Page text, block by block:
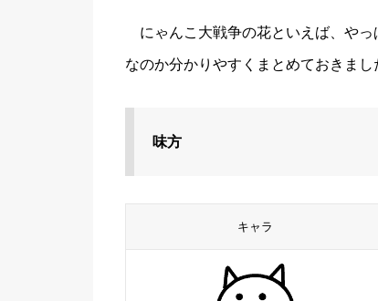
にゃんこ大戦争の花といえば、や
なのか分かりやすくまとめておきまし
味方
キャラ